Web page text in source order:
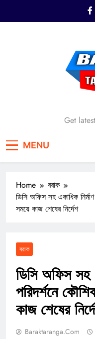
Get
MENU
Home
বরাক
ডিসি অফিস সহ একাধিক
সময়ে কাজ শেষের নির্দেশ
বরাক
ডিসি অফিস সহ
পরিদর্শনে
কাজ শেষের
Baraktaranga.com